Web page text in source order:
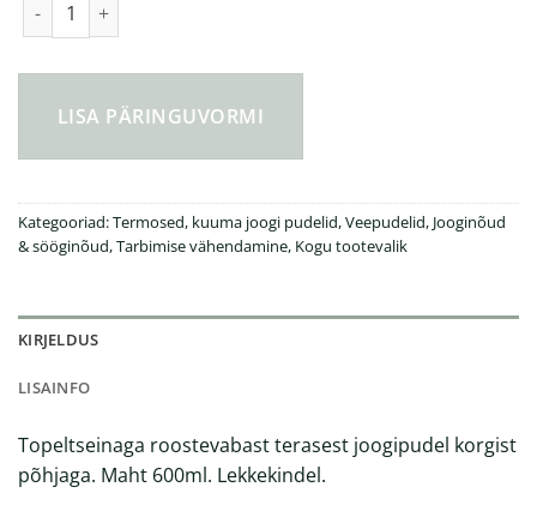
LISA PÄRINGUVORMI
Kategooriad:Termosed, kuuma joogi pudelid,Veepudelid, Jooginõud
& sööginõud,Tarbimise vähendamine, Kogu tootevalik
KIRJELDUS
LISAINFO
Topeltseinaga roostevabast terasest joogipudel korgist
põhjaga. Maht 600ml. Lekkekindel.